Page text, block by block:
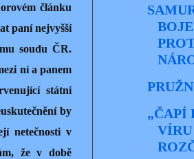
článku
paní nejvyšší
soudu ČR.
ní a panem
státní
by
netečnosti v
že v době
„ČAPÍ
VÍRU